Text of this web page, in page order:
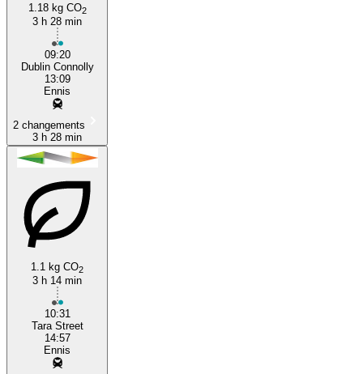
1.18 kg CO2
3 h 28 min
09:20
Dublin Connolly
13:09
Ennis
2 changements
3 h 28 min
1.1 kg CO2
3 h 14 min
10:31
Tara Street
14:57
Ennis